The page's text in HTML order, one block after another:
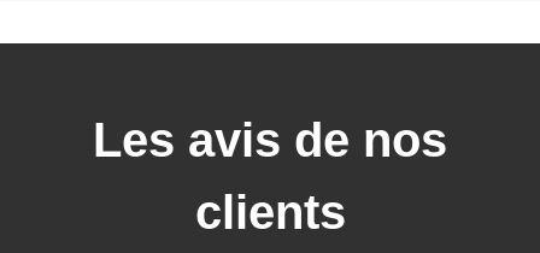
Les avis de nos
clients